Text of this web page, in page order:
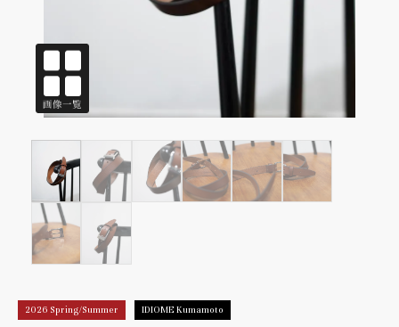
2026 Spring/Summer IDIOME Kumamoto